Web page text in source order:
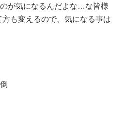
が気になるんだよな…な皆様
も変えるので、気になる事は